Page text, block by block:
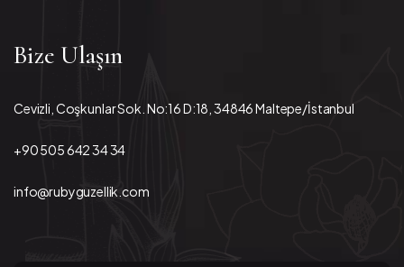
Bize Ulaşın
Cevizli, Coşkunlar Sok. No:16 D:18, 34846 Maltepe/İstanbul
+90 505 642 34 34
info@rubyguzellik.com